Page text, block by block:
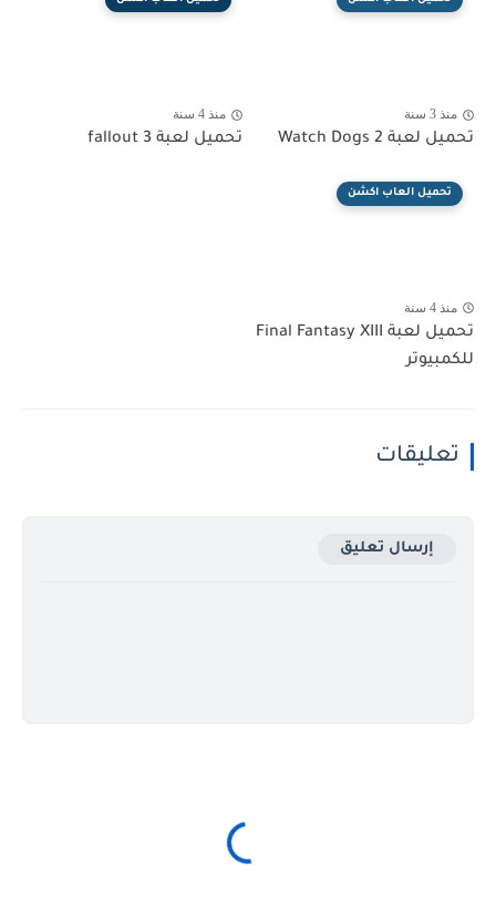
منذ 3 سنة
تحميل لعبة Watch Dogs 2
منذ 4 سنة
تحميل لعبة fallout 3
تحميل العاب اكشن
منذ 4 سنة
تحميل لعبة Final Fantasy XIII
للكمبيوتر
تعليقات
إرسال تعليق